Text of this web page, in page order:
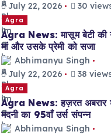
July 22, 2026
30
Agra
Agra News: मासूम बेटी की
मां और उसके प्रेमी को सजा
Abhimanyu Singh
July 22, 2026
38
Agra
Agra News: हज़रत अबरार
मदनी का 95वाँ उर्स संपन्न
Abhimanyu Singh